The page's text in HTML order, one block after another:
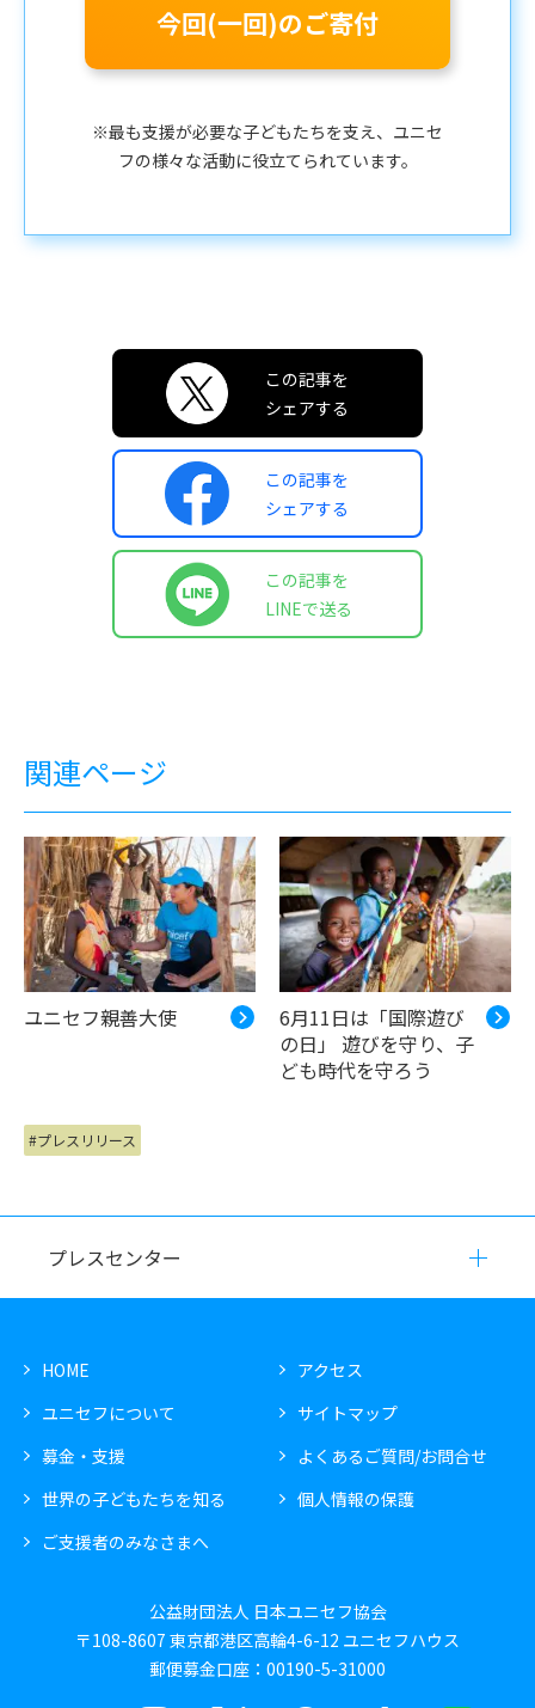
今回(一回)のご寄付
※最も支援が必要な子どもたちを支え、ユニセ
フの様々な活動に役立てられています。
この記事を
シェアする
この記事を
シェアする
この記事を
LINEで送る
関連ページ
ユニセフ親善大使
6月11日は「国際遊び
の日」 遊びを守り、子
ども時代を守ろう
#プレスリリース
プレスセンター
HOME
ユニセフについて
募金・支援
世界の子どもたちを知る
ご支援者のみなさまへ
アクセス
サイトマップ
よくあるご質問/お問合せ
個人情報の保護
公益財団法人 日本ユニセフ協会
〒108-8607 東京都港区高輪4-6-12 ユニセフハウス
郵便募金口座：00190-5-31000